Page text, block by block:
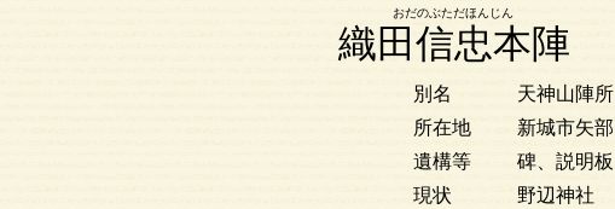
織田信忠本陣
別名
天神山陣所
所在地
新城市矢部
遺構等
碑、説明板
現状
野辺神社
おだのぶただほんじん